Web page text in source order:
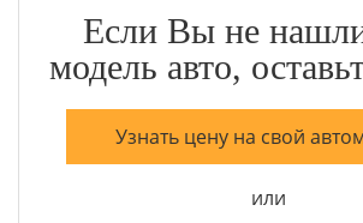
Если Вы не
модель авто,
Узнать цену на свой
или